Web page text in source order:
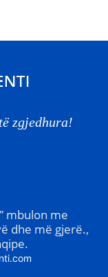
zgjedhura!
mbulon me
dhe më gjerë.,